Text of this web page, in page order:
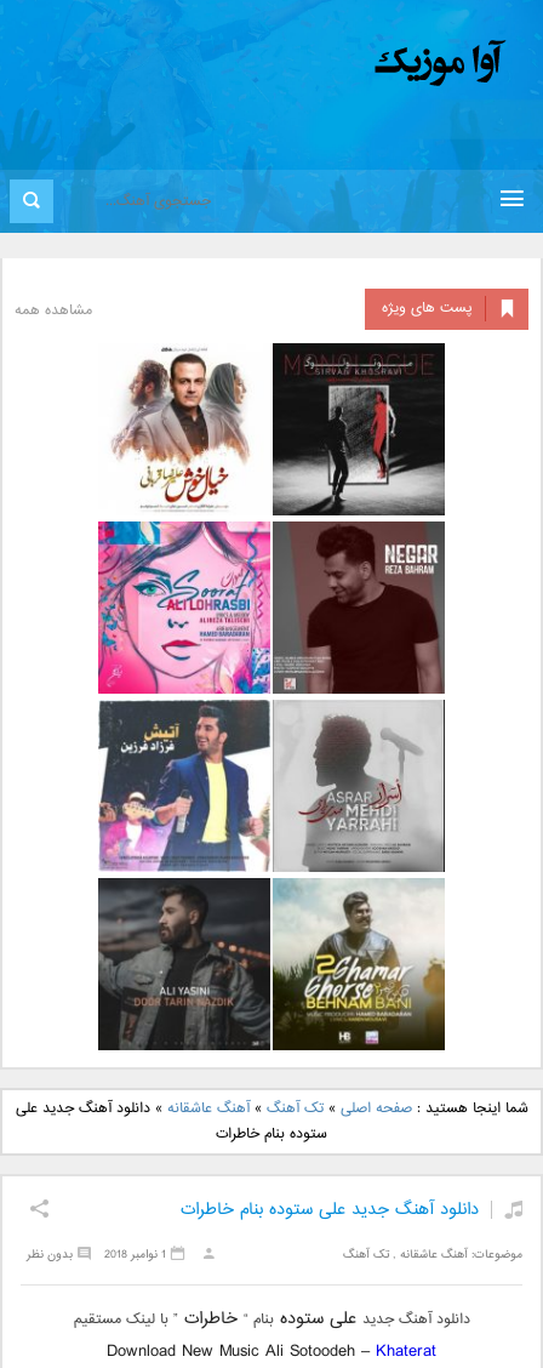
پست های ویژه مشاهده همه
دانلود آلبوم جدید سیروان
خسروی بنام مونولوگ
دانلود آهنگ جدید علیرضا
قربانی بنام خیال خوش
دانلود آهنگ جدید رضا
بهرام بنام نگار
دانلود آهنگ جدید علی
لهراسبی بنام صورت
دانلود آهنگ جدید مهدی
یراحی بنام اسرار
دانلود آهنگ جدید فرزاد
فرزین بنام آتیش
دانلود آهنگ جدید بهنام
بانی بنام قرص قمر 2
دانلود آهنگ جدید علی
یاسینی بنام دورترین نزدیک
شما اینجا هستید :صفحه اصلی »تک آهنگ »آهنگ عاشقانه »دانلود آهنگ جدید علی
ستوده بنام خاطرات
دانلود آهنگ جدید علی ستوده بنام خاطرات
موضوعات:آهنگ عاشقانه ,تک آهنگ بدون نظر 1 نوامبر 2018
دانلود آهنگ جدید علی ستودهبنام “ خاطرات” با لینک مستقیم
Download New Music Ali Sotoodeh – Khaterat